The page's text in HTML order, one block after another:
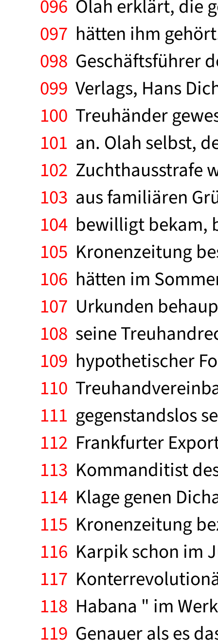
096 Olah erklärt, die
097 hätten ihm
098 Geschäftsführer
099 Verlags, Hans
100 Treuhänder
101 an. Olah selbst,
102 Zuchthausstrafe
103 aus familiären
104 bewilligt bekam,
105 Kronenzeitung
106 hätten im
107 Urkunden
108 seine
109 hypothetischer
110
111 gegenstandslos
112 Frankfurter
113 Kommanditist
114 Klage genen
115 Kronenzeitung
116 Karpik schon im
117
118 Habana " im
119 Genauer als es